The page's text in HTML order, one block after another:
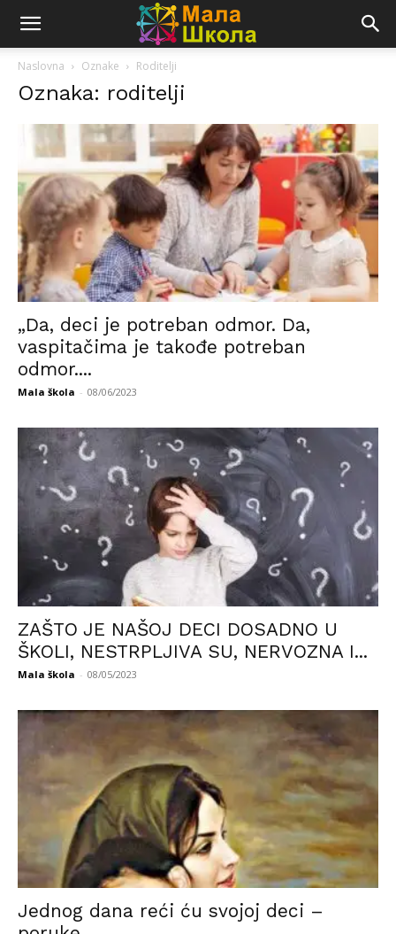
Naslovna Oznake Roditelji
Oznaka: roditelji
„Da, deci je potreban odmor. Da,
vaspitačima je takođe potreban
odmor....
Mala škola - 08/06/2023
ZAŠTO JE NAŠOJ DECI DOSADNO U
ŠKOLI, NESTRPLJIVA SU, NERVOZNA I...
Mala škola - 08/05/2023
Jednog dana reći ću svojoj deci –